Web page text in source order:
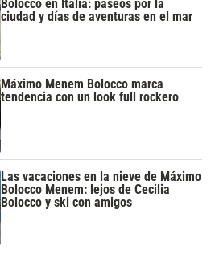
Bolocco en Italia: paseos por la
ciudad y días de aventuras en el mar
Máximo Menem Bolocco marca
tendencia con un look full rockero
Las vacaciones en la nieve de Máximo
Bolocco Menem: lejos de Cecilia
Bolocco y ski con amigos